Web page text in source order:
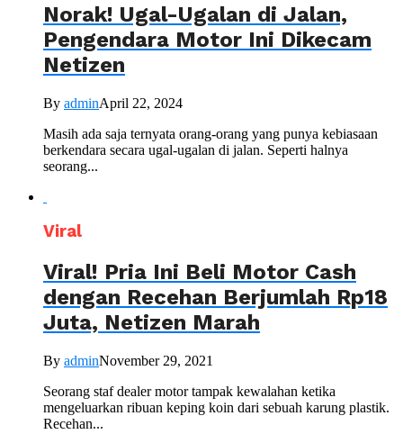
Norak! Ugal-Ugalan di Jalan,
Pengendara Motor Ini Dikecam
Netizen
By adminApril 22, 2024
Masih ada saja ternyata orang-orang yang punya kebiasaan
berkendara secara ugal-ugalan di jalan. Seperti halnya
seorang...
Viral
Viral! Pria Ini Beli Motor Cash
dengan Recehan Berjumlah Rp18
Juta, Netizen Marah
By adminNovember 29, 2021
Seorang staf dealer motor tampak kewalahan ketika
mengeluarkan ribuan keping koin dari sebuah karung plastik.
Recehan...